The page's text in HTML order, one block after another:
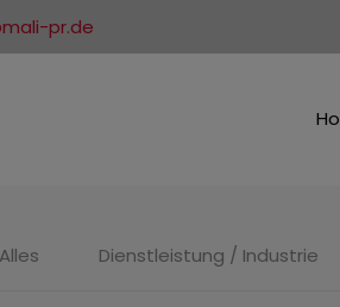
pr.de
Alles Dienstleistung / Industrie